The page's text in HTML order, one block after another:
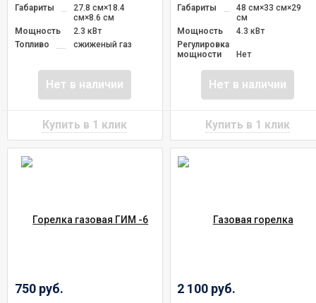
Габариты
27.8 см×18.4
см×8.6 см
Мощность
2.3 кВт
Топливо
сжиженый газ
Нет в наличии
Габариты
48 см×33 см×29
см
Мощность
4.3 кВт
Регулировка
мощности
Нет
Нет в наличии
750 руб. 2 100 руб.